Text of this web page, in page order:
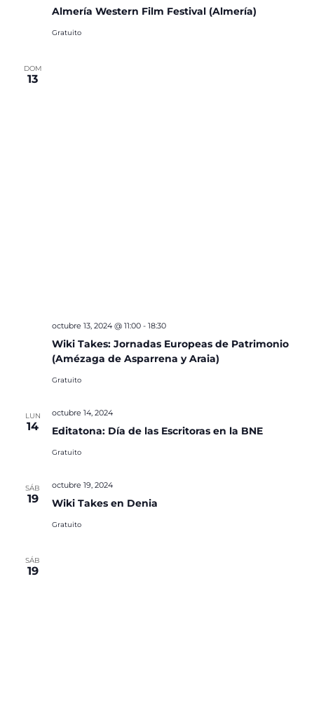
Almería Western Film Festival (Almería)
Gratuito
DOM
13
Wiki Takes: Jornadas Europeas de Patrimonio
(Amézaga de Asparrena y Araia)
octubre 13, 2024 @ 11:00- 18:30
Gratuito
LUN
14 Editatona: Día de las Escritoras en la BNE
octubre 14, 2024
Gratuito
SÁB
19 Wiki Takes en Denia
octubre 19, 2024
Gratuito
SÁB
19